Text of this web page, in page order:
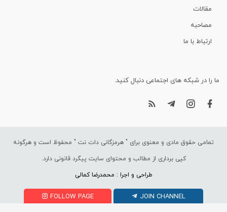
مقالات
مصاحبه
ارتباط با ما
ما را در شبکه های اجتماعی دنبال کنید.
تمامی حقوق مادی و معنوی برای " هرمزگانی دات نت " محفوظ است و هرگونه
کپی برداری از مطالب و محتوای سایت پیگرد قانونی دارد.
طراحی و اجرا : محمدرضا کمالی
FOLLOW PAGE JOIN CHANNEL